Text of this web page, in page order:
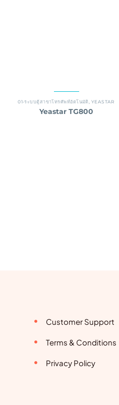
01-ระบบตู้สาขาโทรศัพท์อัตโนมัติ YEASTAR
Yeastar TG800
Customer Support
Terms & Conditions
Privacy Policy